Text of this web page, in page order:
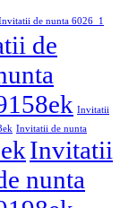
de nunta 6026_1
de
Invitatii
Invitatii de nunta
Invitatii
nunta